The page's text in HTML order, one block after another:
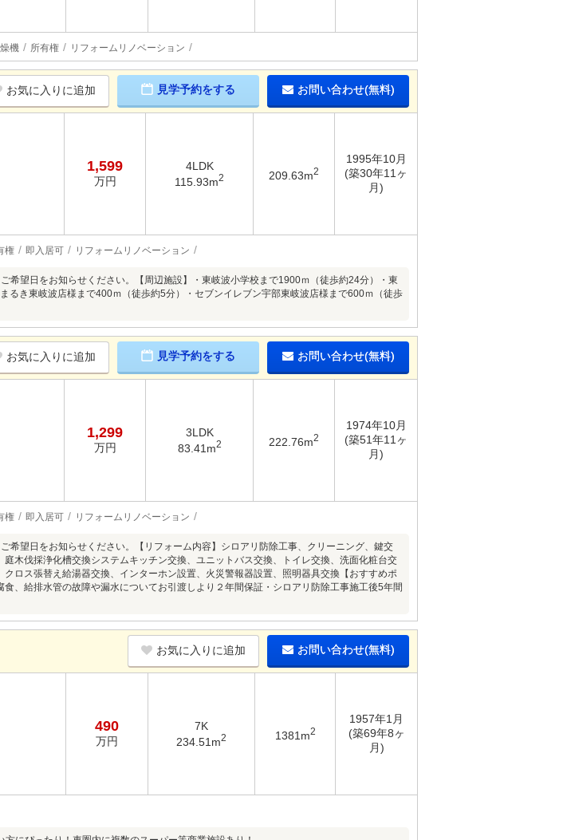
機 所有権 リフォームリノベーション
お気に入りに追加 見学予約をする お問い合わせ(無料)
1,599
万円
4LDK
115.93m2 209.63m2
1995年10月
(築30年11ヶ
月)
権 即入居可 リフォームリノベーション
希望日をお知らせください。【周辺施設】・東岐波小学校まで1900ｍ（徒歩約24分）・東
るき東岐波店様まで400ｍ（徒歩約5分）・セブンイレブン宇部東岐波店様まで600ｍ（徒歩
お気に入りに追加 見学予約をする お問い合わせ(無料)
1,299
万円
3LDK
83.41m2 222.76m2
1974年10月
(築51年11ヶ
月)
権 即入居可 リフォームリノベーション
希望日をお知らせください。【リフォーム内容】シロアリ防除工事、クリーニング、鍵交
木伐採浄化槽交換システムキッチン交換、ユニットバス交換、トイレ交換、洗面化粧台交
ロス張替え給湯器交換、インターホン設置、火災警報器設置、照明器具交換【おすすめポ
、給排水管の故障や漏水についてお引渡しより２年間保証・シロアリ防除工事施工後5年間
お気に入りに追加 お問い合わせ(無料)
490
万円
7K
234.51m2 1381m2
1957年1月
(築69年8ヶ
月)